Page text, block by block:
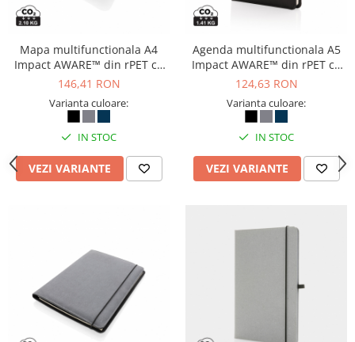
Mapa multifunctionala A4
Impact AWARE™ din rPET cu
fermoar, reciclata
146,41 RON
Varianta culoare:
IN STOC
VEZI VARIANTE
Agenda multifunctionala A5
Impact AWARE™ din rPET cu
buzunare, personalizabila
124,63 RON
Varianta culoare:
IN STOC
VEZI VARIANTE